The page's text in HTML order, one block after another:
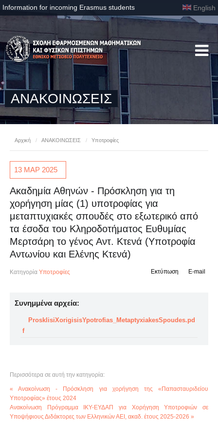
Information for incoming Erasmus students English
ΑΝΑΚΟΙΝΩΣΕΙΣ
Αρχική / ΑΝΑΚΟΙΝΩΣΕΙΣ / Υποτροφίες
13 ΜΑΡ 2025
Ακαδημία Αθηνών - Πρόσκληση για τη
χορήγηση μίας (1) υποτροφίας για
μεταπτυχιακές σπουδές στο εξωτερικό από
τα έσοδα του Κληροδοτήματος Ευθυμίας
Μερτσάρη το γένος Αντ. Κτενά (Υποτροφία
Αντωνίου και Ελένης Κτενά)
Κατηγορία Υποτροφίες E-mail
Εκτύπωση
Συνημμένα αρχεία:
ProsklisiXorigisisYpotrofias_MetaptyxiakesSpoudes.pd
f
Περισσότερα σε αυτή την κατηγορία:
« Ανακοίνωση - Πρόσκληση για χορήγηση της «Παπασταυριδείου
Υποτροφίας» έτους 2024
Ανακοίνωση Πρόγραμμα ΙΚΥ-ΕΥΔΑΠ για Χορήγηση Υποτροφιών σε
Υποψήφιους Διδάκτορες των Ελληνικών ΑΕΙ, ακαδ. έτους 2025-2026 »